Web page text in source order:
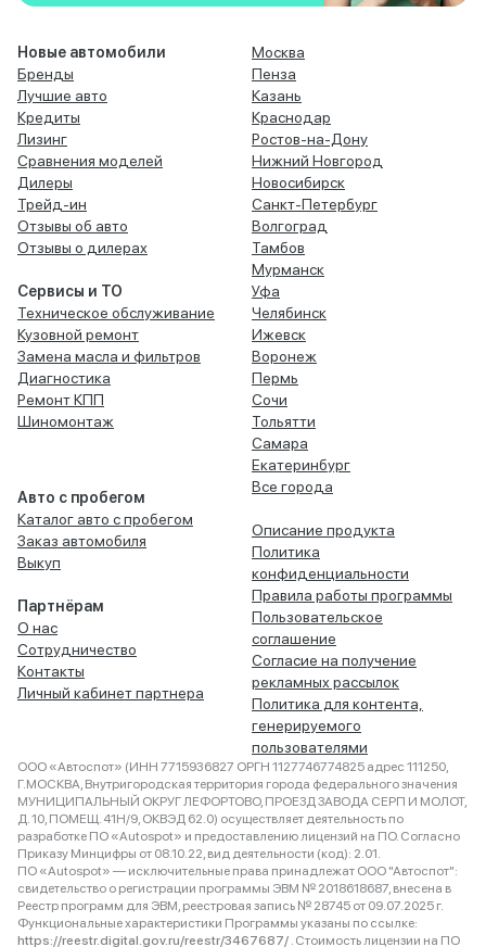
Новые автомобили
Бренды
Лучшие авто
Кредиты
Лизинг
Сравнения моделей
Дилеры
Трейд-ин
Отзывы об авто
Отзывы о дилерах
Сервисы и ТО
Техническое обслуживание
Кузовной ремонт
Замена масла и фильтров
Диагностика
Ремонт КПП
Шиномонтаж
Авто с пробегом
Каталог авто с пробегом
Заказ автомобиля
Выкуп
Партнёрам
О нас
Сотрудничество
Контакты
Личный кабинет партнера
Москва
Пенза
Казань
Краснодар
Ростов-на-Дону
Нижний Новгород
Новосибирск
Санкт-Петербург
Волгоград
Тамбов
Мурманск
Уфа
Челябинск
Ижевск
Воронеж
Пермь
Сочи
Тольятти
Самара
Екатеринбург
Все города
Описание продукта
Политика
конфиденциальности
Правила работы программы
Пользовательское
соглашение
Согласие на получение
рекламных рассылок
Политика для контента,
генерируемого
пользователями
ООО «Автоспот» (ИНН 7715936827 ОРГН 1127746774825 адрес 111250,
Г.МОСКВА, Внутригородская территория города федерального значения
МУНИЦИПАЛЬНЫЙ ОКРУГ ЛЕФОРТОВО, ПРОЕЗД ЗАВОДА СЕРП И МОЛОТ,
Д. 10, ПОМЕЩ. 41Н/9, ОКВЭД 62.0) осуществляет деятельность по
разработке ПО «Autospot» и предоставлению лицензий на ПО. Согласно
Приказу Минцифры от 08.10.22, вид деятельности (код): 2.01.
ПО «Autospot» — исключительные права принадлежат ООО "Автоспот":
свидетельство о регистрации программы ЭВМ № 2018618687, внесена в
Реестр программ для ЭВМ, реестровая запись № 28745 от 09.07.2025 г.
Функциональные характеристики Программы указаны по ссылке:
https://reestr.digital.gov.ru/reestr/3467687/ . Стоимость лицензии на ПО